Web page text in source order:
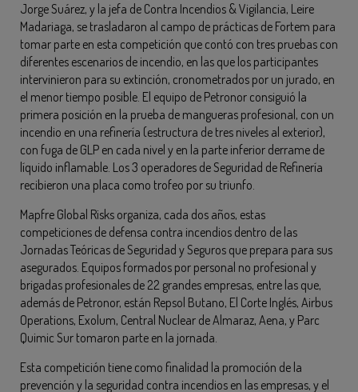
Jorge Suárez, y la jefa de Contra Incendios & Vigilancia, Leire
Madariaga, se trasladaron al campo de prácticas de Fortem para
tomar parte en esta competición que contó con tres pruebas con
diferentes escenarios de incendio, en las que los participantes
intervinieron para su extinción, cronometrados por un jurado, en
el menor tiempo posible. El equipo de Petronor consiguió la
primera posición en la prueba de mangueras profesional, con un
incendio en una refinería (estructura de tres niveles al exterior),
con fuga de GLP en cada nivel y en la parte inferior derrame de
líquido inflamable. Los 3 operadores de Seguridad de Refinería
recibieron una placa como trofeo por su triunfo.
Mapfre Global Risks organiza, cada dos años, estas
competiciones de defensa contra incendios dentro de las
Jornadas Teóricas de Seguridad y Seguros que prepara para sus
asegurados. Equipos formados por personal no profesional y
brigadas profesionales de 22 grandes empresas, entre las que,
además de Petronor, están Repsol Butano, El Corte Inglés, Airbus
Operations, Exolum, Central Nuclear de Almaraz, Aena, y Parc
Quimic Sur tomaron parte en la jornada.
Esta competición tiene como finalidad la promoción de la
prevención y la seguridad contra incendios en las empresas, y el